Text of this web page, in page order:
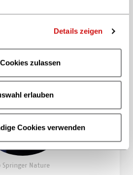
Details zeigen
zulassen
erlauben
Cookies verwenden
Ventures
Springer Nature